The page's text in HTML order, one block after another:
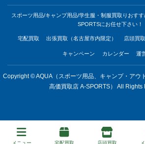
スポーツ用品/キャンプ用品/学生服・制服買取りおす
SPORTSにお任せ下さい！
宅配買取 出張買取（名古屋市内限定） 店頭買取
キャンペーン カレンダー 運
Copyright © AQUA（スポーツ用品、キャンプ・アウ
高価買取店 A-SPORTS） All Rights
メニュー 宅配買取 店頭買取